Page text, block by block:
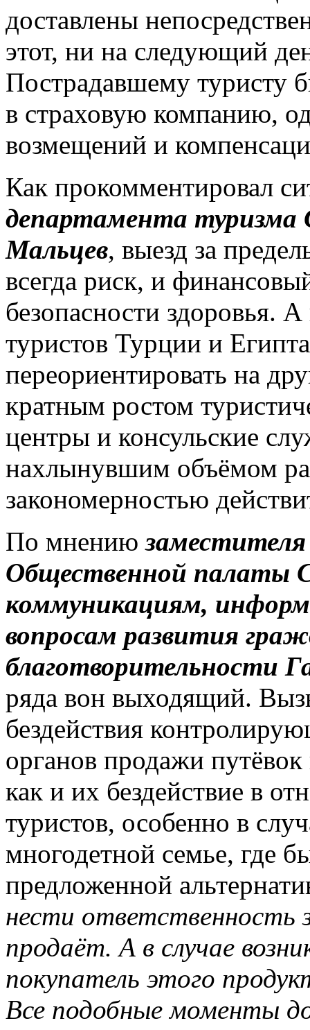
доставлены
этот, ни на следующий
Пострадавшему туристу
в страховую компанию,
возмещений и
Как прокомментировал
департамента туризма
Мальцев, выезд за
всегда риск, и
безопасности здоровья.
туристов Турции и
переориентировать на
кратным ростом
центры и консульские
нахлынувшим объёмом
закономерностью
По мнениюзаместителя
Общественной палаты
коммуникациям,
вопросам развития
благотворительности
ряда вон выходящий.
бездействия
органов продажи
как и их бездействие в
туристов, особенно в
многодетной семье, где
предложенной
нести ответственность
продаёт. А в случае
покупатель этого
Все подобные моменты